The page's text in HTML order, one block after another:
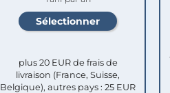
plus 20 EUR de frais de
livraison (France, Suisse,
Belgique), autres pays : 25 EUR